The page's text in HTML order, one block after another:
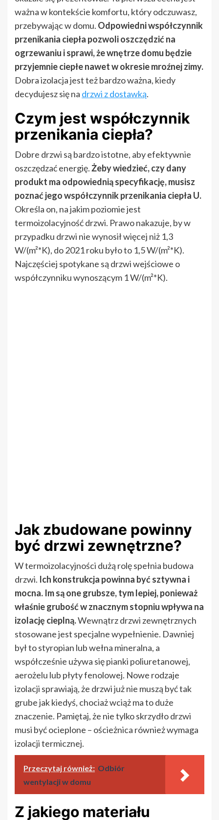
ważna w kontekście komfortu, który odczuwasz,
przebywając w domu. Odpowiedni współczynnik
przenikania ciepła pozwoli oszczędzić na
ogrzewaniu i sprawi, że wnętrze domu będzie
przyjemnie ciepłe nawet w okresie mroźnej zimy.
Dobra izolacja jest też bardzo ważna, kiedy
decydujesz się na drzwi z dostawką.
Czym jest współczynnik
przenikania ciepła?
Dobre drzwi są bardzo istotne, aby efektywnie
oszczędzać energię.Żeby wiedzieć, czy dany
produkt ma odpowiednią specyfikację, musisz
poznać jego współczynnik przenikania ciepła U.
Określa on, na jakim poziomie jest
termoizolacyjność drzwi. Prawo nakazuje, by w
przypadku drzwi nie wynosił więcej niż 1,3
W/(m²*K), do 2021 roku było to 1,5 W/(m²*K).
Najczęściej spotykane są drzwi wejściowe o
współczynniku wynoszącym 1 W/(m²*K).
Jak zbudowane powinny
być drzwi zewnętrzne?
W termoizolacyjności dużą rolę spełnia budowa
drzwi. Ich konstrukcja powinna być sztywna i
mocna. Im są one grubsze, tym lepiej, ponieważ
właśnie grubość w znacznym stopniu wpływa na
izolację cieplną.Wewnątrz drzwi zewnętrznych
stosowane jest specjalne wypełnienie. Dawniej
był to styropian lub wełna mineralna, a
współcześnie używa się pianki poliuretanowej,
aerożelu lub płyty fenolowej. Nowe rodzaje
izolacji sprawiają, że drzwi już nie muszą być tak
grube jak kiedyś, chociaż wciąż ma to duże
znaczenie. Pamiętaj, że nie tylko skrzydło drzwi
musi być ocieplone – ościeżnica również wymaga
izolacji termicznej.
Przeczytaj również: Odbiór
wentylacji w domu
Z jakiego materiału